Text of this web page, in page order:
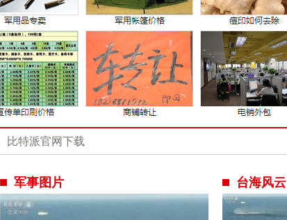
比特派官网下载
军事图片 台海风云